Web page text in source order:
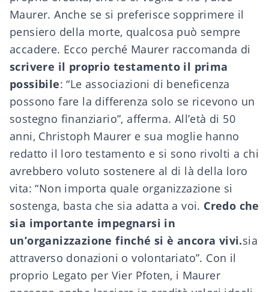
Maurer. Anche se si preferisce sopprimere il
pensiero della morte, qualcosa può sempre
accadere. Ecco perché Maurer raccomanda di
scrivere il proprio testamento il prima
possibile: “Le associazioni di beneficenza
possono fare la differenza solo se ricevono un
sostegno finanziario”, afferma. All’età di 50
anni, Christoph Maurer e sua moglie hanno
redatto il loro testamento e si sono rivolti a chi
avrebbero voluto sostenere al di là della loro
vita: “Non importa quale organizzazione si
sostenga, basta che sia adatta a voi. Credo che
sia importante impegnarsi in
un’organizzazione finché si è ancora vivi.sia
attraverso donazioni o volontariato”. Con il
proprio Legato per Vier Pfoten, i Maurer